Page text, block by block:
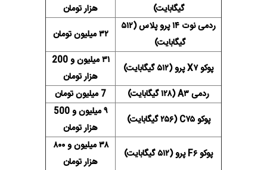
گیگابایت)
هزار تومان
ردمی نوت ۱۴ پرو پلاس (۵۱۲
گیگابایت)
۳۲ میلیون تومان
پوکو X۷ پرو (۵۱۲ گیگابایت)
۳۱ میلیون و 200
هزار تومان
ردمی A۳ (۱۲۸ گیگابایت)
7 میلیون تومان
پوکو C۷۵ (۲۵۶ گیگابایت)
۹ میلیون و 500
هزار تومان
پوکو F۶ پرو (۵۱۲ گیگابایت)
۳۸ میلیون و ۸۰۰
هزار تومان